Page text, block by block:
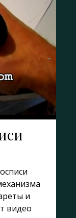
и
видео